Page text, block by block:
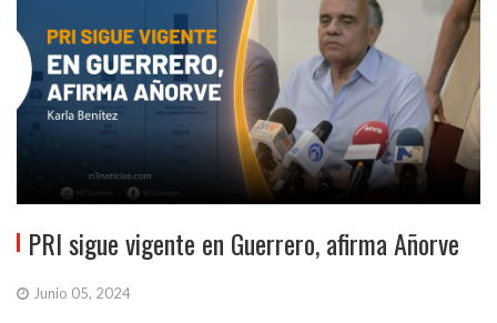
PRI sigue vigente en Guerrero, afirma Añorve
Junio 05, 2024